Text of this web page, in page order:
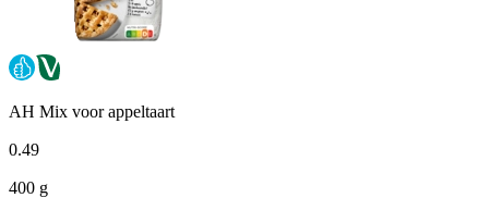
AH Mix voor appeltaart
0.49
400 g